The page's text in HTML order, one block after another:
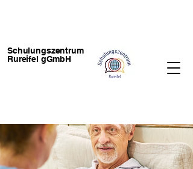
Schulungszentrum
Rureifel gGmbH